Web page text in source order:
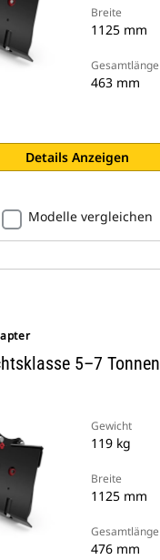
Breite
1125 mm
Gesamtlänge
463 mm
Details Anzeigen
Modelle vergleichen
5–7 Tonnen
Gewicht
119 kg
Breite
1125 mm
Gesamtlänge
476 mm